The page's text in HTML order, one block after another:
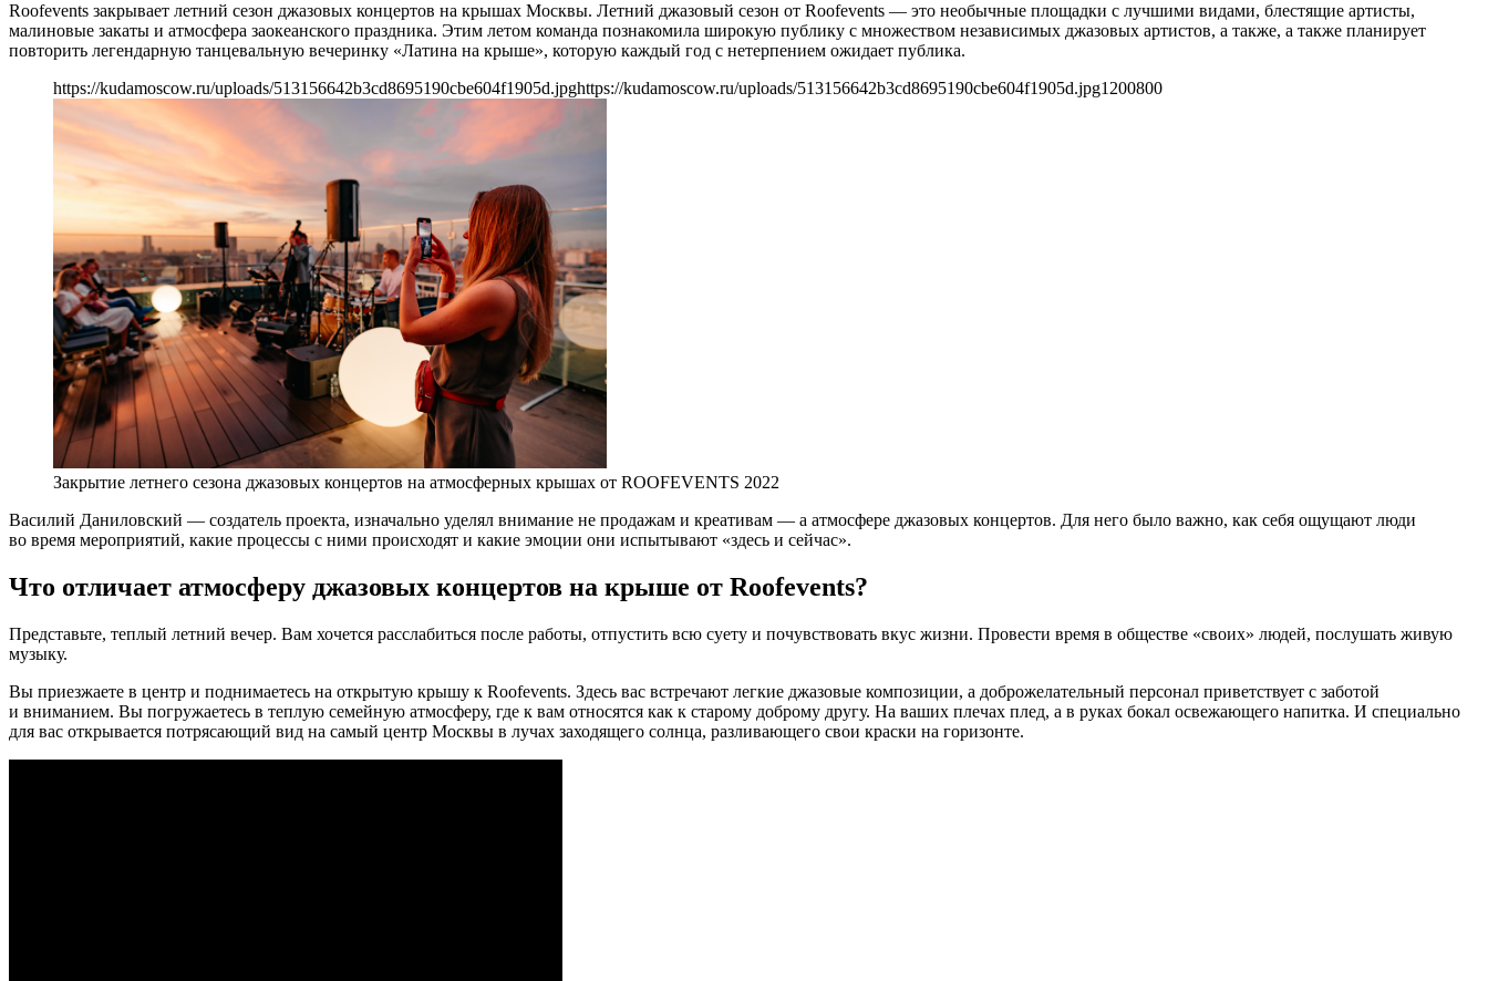
Roofevents закрывает летний сезон джазовых концертов на крышах Москвы. Летний джазовый сезон от Roofevents — это необычные площадки с лучшими видами, блестящие артисты,
малиновые закаты и атмосфера заокеанского праздника. Этим летом команда познакомила широкую публику с множеством независимых джазовых артистов, а также, а также планирует
повторить легендарную танцевальную вечеринку «Латина на крыше», которую каждый год с нетерпением ожидает публика.
https://kudamoscow.ru/uploads/513156642b3cd8695190cbe604f1905d.jpghttps://kudamoscow.ru/uploads/513156642b3cd8695190cbe604f1905d.jpg1200800
Закрытие летнего сезона джазовых концертов на атмосферных крышах от ROOFEVENTS 2022
Василий Даниловский — создатель проекта, изначально уделял внимание не продажам и креативам — а атмосфере джазовых концертов. Для него было важно, как себя ощущают люди
во время мероприятий, какие процессы с ними происходят и какие эмоции они испытывают «здесь и сейчас».
Что отличает атмосферу джазовых концертов на крыше от Roofevents?
Представьте, теплый летний вечер. Вам хочется расслабиться после работы, отпустить всю суету и почувствовать вкус жизни. Провести время в обществе «своих» людей, послушать живую
музыку.
Вы приезжаете в центр и поднимаетесь на открытую крышу к Roofevents. Здесь вас встречают легкие джазовые композиции, а доброжелательный персонал приветствует с заботой
и вниманием. Вы погружаетесь в теплую семейную атмосферу, где к вам относятся как к старому доброму другу. На ваших плечах плед, а в руках бокал освежающего напитка. И специально
для вас открывается потрясающий вид на самый центр Москвы в лучах заходящего солнца, разливающего свои краски на горизонте.